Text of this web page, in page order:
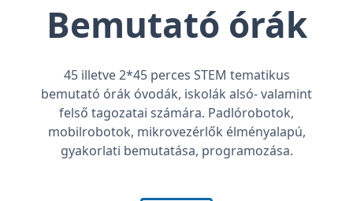
Bemutató órák
45 illetve 2*45 perces STEM tematikus
bemutató órák óvodák, iskolák alsó- valamint
felső tagozatai számára. Padlórobotok,
mobilrobotok, mikrovezérlők élményalapú,
gyakorlati bemutatása, programozása.